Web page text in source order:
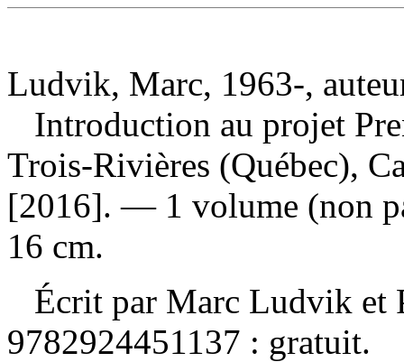
Ludvik, Marc, 1963-,
Introduction au projet
Trois-Rivières (Québec),
[2016]. — 1 volume (non
16 cm.
Écrit par Marc Ludvik
9782924451137 : gratuit.